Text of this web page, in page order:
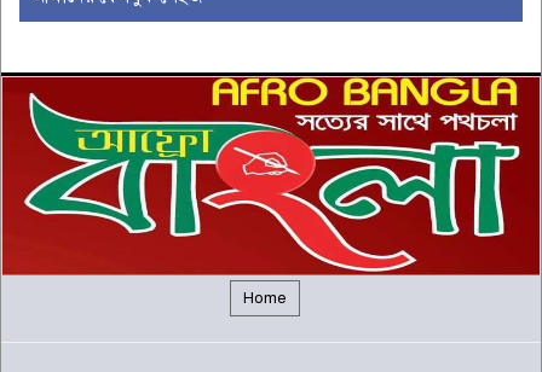
৬
ইউরোপীয় ইউনিয়নভুক্ত রাষ্ট্রদূতদের
সঙ্গে জামায়াতে আমিরের বৈঠক
৭
দক্ষিণ আফ্রিকায় সিরাতুবন্নী (সা.)
মাহফিল অনুষ্ঠিত
Home